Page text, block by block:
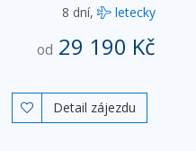
8 dní,
letecky
od 29 190 Kč
 Detail zájezdu